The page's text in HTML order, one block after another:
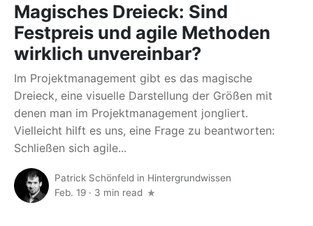
Magisches Dreieck: Sind
Festpreis und agile Methoden
wirklich unvereinbar?
Im Projektmanagement gibt es das magische
Dreieck, eine visuelle Darstellung der Größen mit
denen man im Projektmanagement jongliert.
Vielleicht hilft es uns, eine Frage zu beantworten:
Schließen sich agile...
Patrick Schönfeld in Hintergrundwissen
Feb. 19 · 3 min read